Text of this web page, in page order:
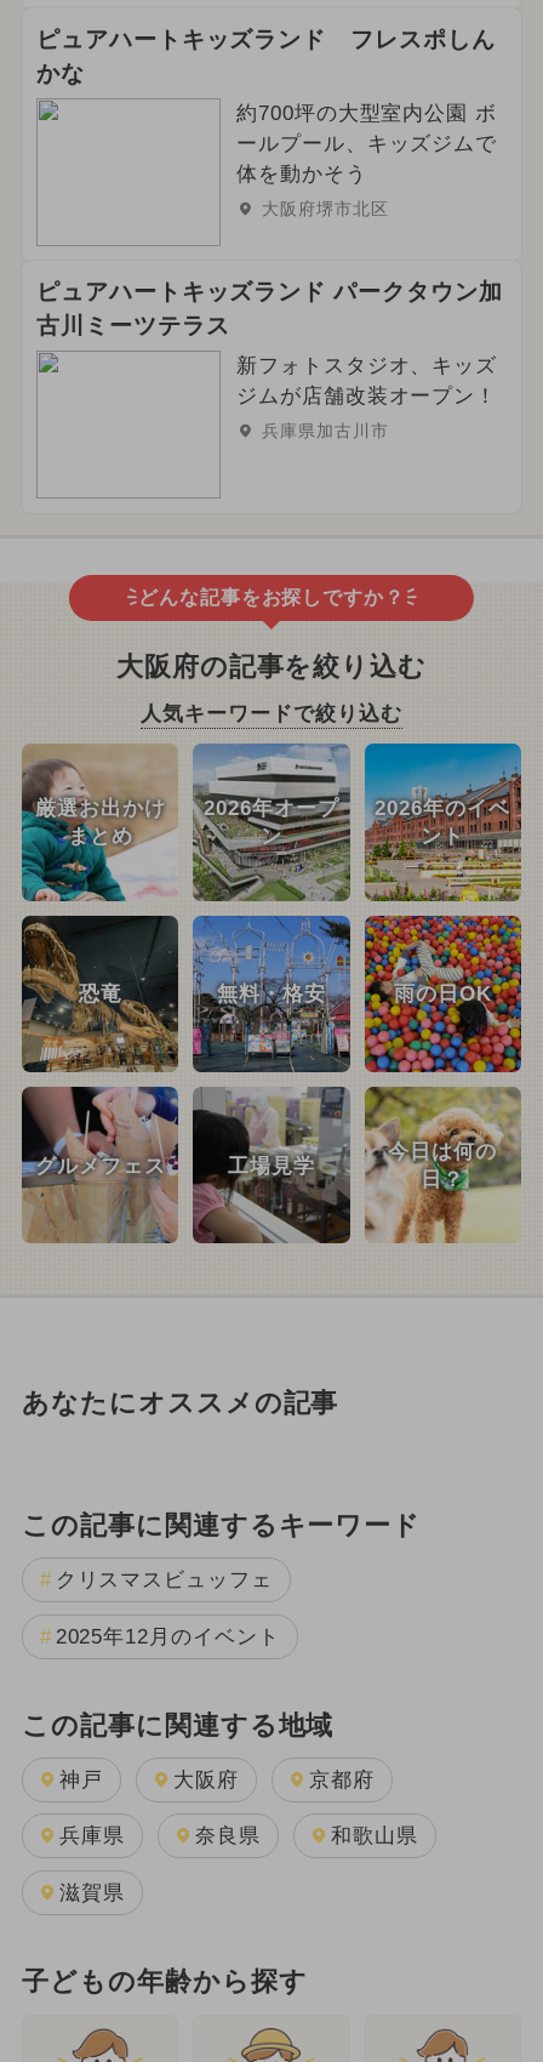
ピュアハートキッズランド フレスポしん
かな
約700坪の大型室内公園 ボ
ールプール、キッズジムで
体を動かそう
大阪府堺市北区
ピュアハートキッズランド パークタウン加
古川ミーツテラス
新フォトスタジオ、キッズ
ジムが店舗改装オープン！
兵庫県加古川市
どんな記事をお探しですか？
大阪府の記事を絞り込む
人気キーワードで絞り込む
厳選お出かけ
まとめ
2026年オープ
ン
2026年のイベ
ント
恐竜 無料・格安 雨の日OK
グルメフェス 工場見学
今日は何の
日？
あなたにオススメの記事
この記事に関連するキーワード
クリスマスビュッフェ
2025年12月のイベント
この記事に関連する地域
神戸 大阪府 京都府
兵庫県 奈良県 和歌山県
滋賀県
子どもの年齢から探す